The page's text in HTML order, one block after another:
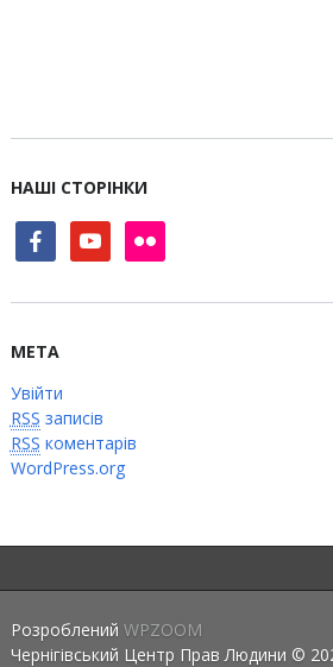
НАШІ СТОРІНКИ
facebookyoutube flickr
МЕТА
Увійти
RSS записів
RSS коментарів
WordPress.org
Розроблений WPZOOM
Чернігівський Центр Прав Людини ©